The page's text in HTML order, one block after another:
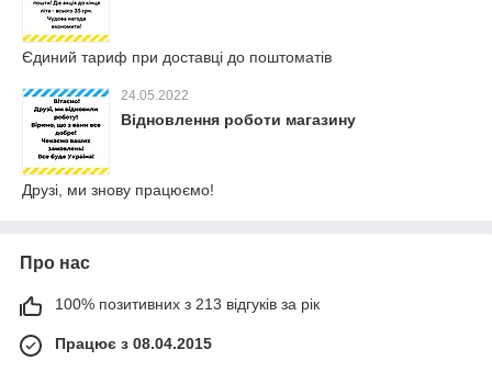
Єдиний тариф при доставці до поштоматів
24.05.2022
Відновлення роботи магазину
Друзі, ми знову працюємо!
Про нас
100% позитивних з 213 відгуків за рік
Працює з 08.04.2015